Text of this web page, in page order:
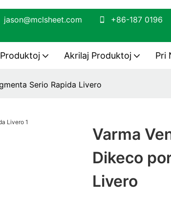
jason@mclsheet.com
+86-187 0196
Akrilaj Produktoj Pri
Serio Rapida Livero
Varma
Dikeco
Livero